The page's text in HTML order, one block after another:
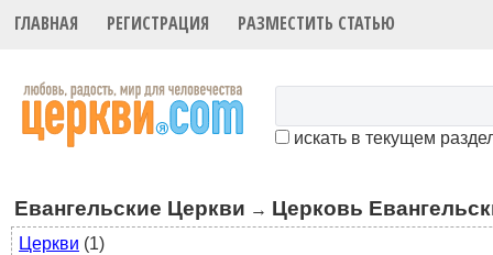
ГЛАВНАЯ РЕГИСТРАЦИЯ РАЗМЕСТИТЬ СТАТЬЮ
искать в текущем
Евангельские Церкви → Церковь
Церкви (1)